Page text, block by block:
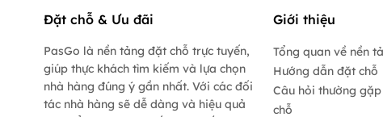
Đặt chỗ & Ưu đãi
PasGo là nền tảng đặt chỗ trực tuyến,
giúp thực khách tìm kiếm và lựa chọn
nhà hàng đúng ý gần nhất. Với các đối
tác nhà hàng sẽ dễ dàng và hiệu quả
Giới thiệu
Tổng quan về nền
Hướng dẫn đặt chỗ
Câu hỏi thường
chỗ